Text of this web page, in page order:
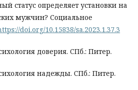
статус определяет установки на
мужчин? Социальное
doi.org/10.15838/sa.2023.1.37.3
доверия. СПб.: Питер.
надежды. СПб.: Питер.